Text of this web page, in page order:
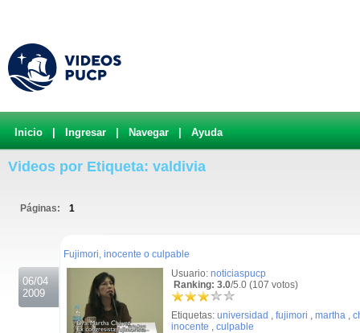
Inicio Ingresar Navegar Ayuda
Videos por Etiqueta: valdivia
Páginas: 1
06/04
2009
Fujimori, inocente o culpable
Usuario: noticiaspucp
Ranking: 3.0/5.0 (107 votos)
Etiquetas: universidad , fujimori , martha ,
inocente , culpable